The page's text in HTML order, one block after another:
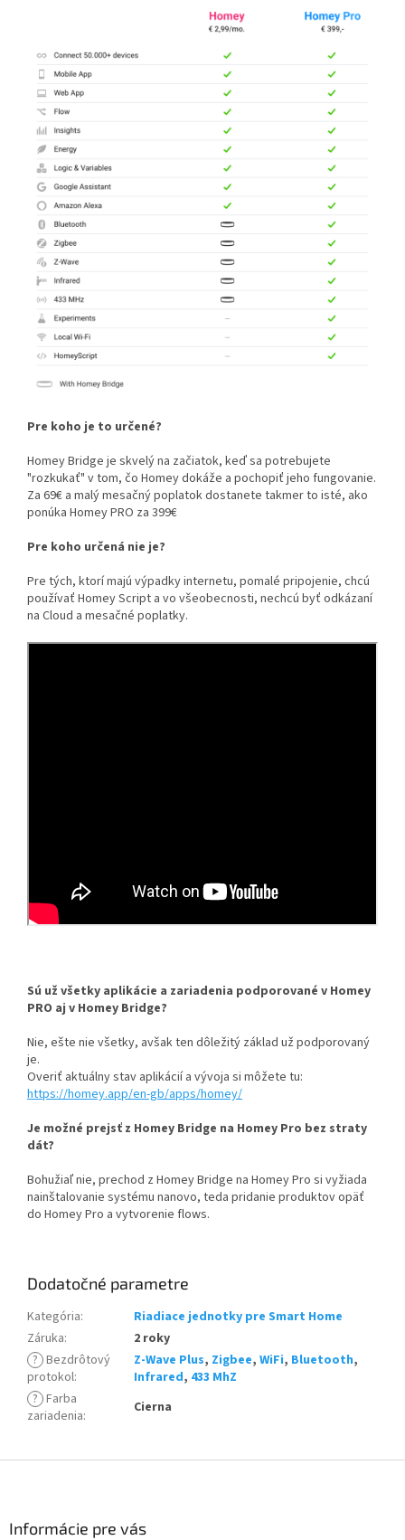
Pre koho je to určené?
Homey Bridge je skvelý na začiatok, keď sa potrebujete
"rozkukať" v tom, čo Homey dokáže a pochopiť jeho fungovanie.
Za 69€ a malý mesačný poplatok dostanete takmer to isté, ako
ponúka Homey PRO za 399€
Pre koho určená nie je?
Pre tých, ktorí majú výpadky internetu, pomalé pripojenie, chcú
používať Homey Script a vo všeobecnosti, nechcú byť odkázaní
na Cloud a mesačné poplatky.
Sú už všetky aplikácie a zariadenia podporované v Homey
PRO aj v Homey Bridge?
Nie, ešte nie všetky, avšak ten dôležitý základ už podporovaný
je.
Overiť aktuálny stav aplikácií a vývoja si môžete tu:
https://homey.app/en-gb/apps/homey/
Je možné prejsť z Homey Bridge na Homey Pro bez straty
dát?
Bohužiaľ nie, prechod z Homey Bridge na Homey Pro si vyžiada
nainštalovanie systému nanovo, teda pridanie produktov opäť
do Homey Pro a vytvorenie flows.
Dodatočné parametre
Kategória:
Riadiace jednotky pre Smart Home
Záruka:
2 roky
? Bezdrôtový
protokol:
Z-Wave Plus, Zigbee, WiFi, Bluetooth,
Infrared, 433 MhZ
? Farba
zariadenia: Cierna
Informácie pre vás